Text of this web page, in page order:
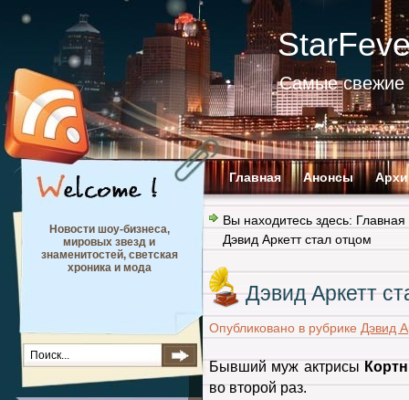
Самые свежие
Главная Анонсы
Новости шоу-бизнеса,
мировых звезд и
знаменитостей, светская
хроника и мода
Вы находитесь здесь: Главная
Дэвид Аркетт стал отцом
Дэвид Аркетт
Опубликовано в рубрике Дэвид
Бывший муж актрисы
во второй раз.